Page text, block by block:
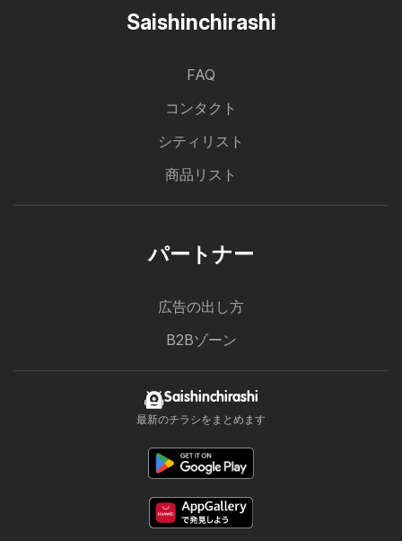
Saishinchirashi
FAQ
コンタクト
シティリスト
商品リスト
パートナー
広告の出し方
B2Bゾーン
Saishinchirashi
最新のチラシをまとめます